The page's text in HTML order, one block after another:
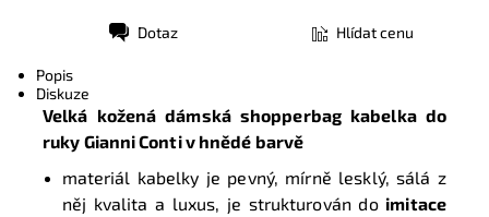
Dotaz Hlídat cenu
Popis
Diskuze
Velká kožená dámská shopperbag kabelka do
ruky Gianni Contiv hnědé barvě
materiál kabelky je pevný, mírně lesklý, sálá z
něj kvalita a luxus, je strukturován do imitace